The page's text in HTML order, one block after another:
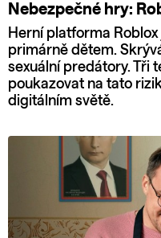
Nebezpečné hry:
Herní platforma
primárně dětem.
sexuální predátory. Tři
poukazovat na tato
digitálním světě.